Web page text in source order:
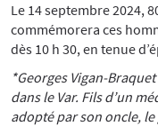
Le 14 septembre 2024,
commémorera ces
dès 10 h 30, en tenue
*Georges Vigan-
dans le Var. Fils d’un
adopté par son oncle,